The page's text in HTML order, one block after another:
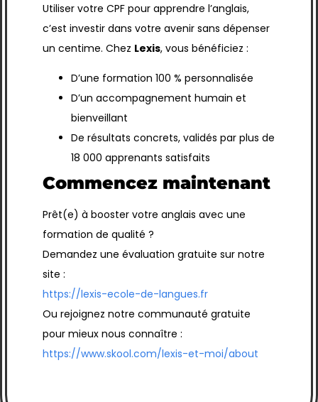
Utiliser votre CPF pour apprendre l’anglais,
c’est investir dans votre avenir sans dépenser
un centime. Chez Lexis, vous bénéficiez :
D’une formation 100 % personnalisée
D’un accompagnement humain et
bienveillant
De résultats concrets, validés par plus de
18 000 apprenants satisfaits
Commencez maintenant
Prêt(e) à booster votre anglais avec une
formation de qualité ?
Demandez une évaluation gratuite sur notre
site :
https://lexis-ecole-de-langues.fr
Ou rejoignez notre communauté gratuite
pour mieux nous connaître :
https://www.skool.com/lexis-et-moi/about